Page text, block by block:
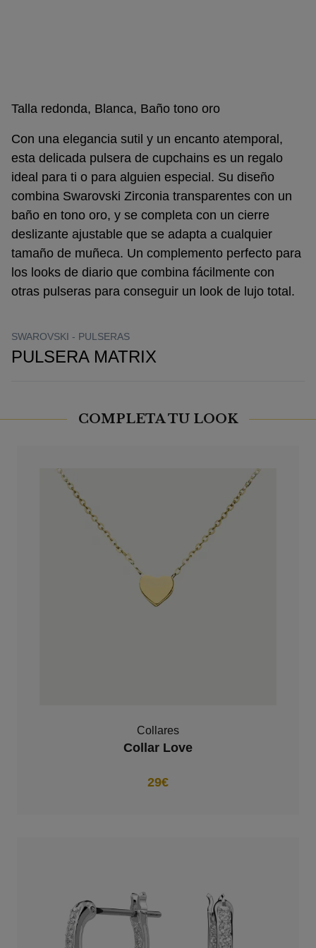
Talla redonda, Blanca, Baño tono oro
Con una elegancia sutil y un encanto atemporal,
esta delicada pulsera de cupchains es un regalo
ideal para ti o para alguien especial. Su diseño
combina Swarovski Zirconia transparentes con un
baño en tono oro, y se completa con un cierre
deslizante ajustable que se adapta a cualquier
tamaño de muñeca. Un complemento perfecto para
los looks de diario que combina fácilmente con
otras pulseras para conseguir un look de lujo total.
SWAROVSKI - PULSERAS
PULSERA MATRIX
COMPLETA TU LOOK
Collares
Collar Love
29€